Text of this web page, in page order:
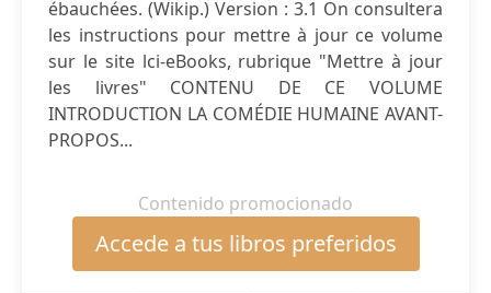
ébauchées. (Wikip.) Version : 3.1 On consultera
les instructions pour mettre à jour ce volume
sur le site lci-eBooks, rubrique "Mettre à jour
les livres" CONTENU DE CE VOLUME
INTRODUCTION LA COMÉDIE HUMAINE AVANT-
PROPOS...
Contenido promocionado
Accede a tus libros preferidos